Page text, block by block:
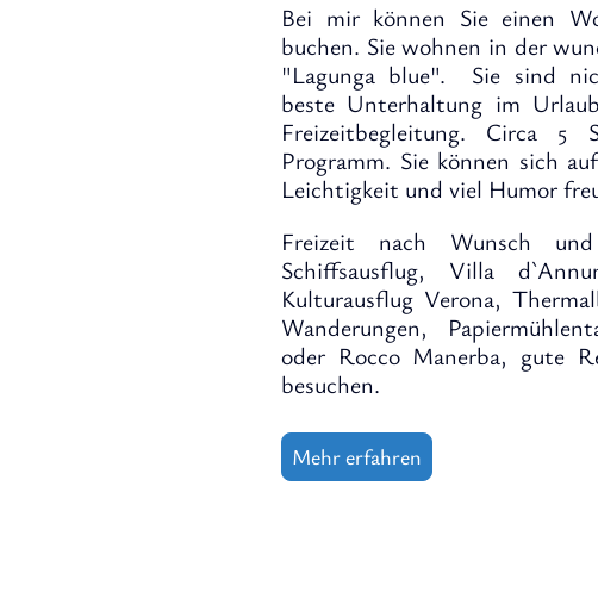
Bei mir können Sie einen
buchen. Sie wohnen in der
"Lagunga blue". Sie sind
beste Unterhaltung im
Freizeitbegleitung. Circa 5
Programm. Sie können sich
Leichtigkeit und viel Humor
Freizeit nach Wunsch
Schiffsausflug, Villa
Kulturausflug Verona,
Wanderungen,
oder Rocco Manerba, gute
besuchen.
Mehr erfahren